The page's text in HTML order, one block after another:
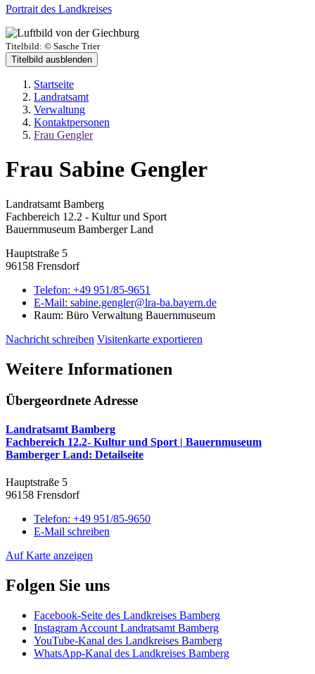
Portrait des Landkreises
Titelbild: © Sasche Trier
Titelbild ausblenden
Startseite
Landratsamt
Verwaltung
Kontaktpersonen
Frau Gengler
Frau Sabine Gengler
Landratsamt Bamberg
Fachbereich 12.2 - Kultur und Sport
Bauernmuseum Bamberger Land
Hauptstraße 5
96158 Frensdorf
Telefon: +49 951/85-9651
E-Mail: sabine.gengler@lra-ba.bayern.de
Raum: Büro Verwaltung Bauernmuseum
Nachricht schreiben Visitenkarte exportieren
Weitere Informationen
Übergeordnete Adresse
Landratsamt Bamberg
Fachbereich 12.2- Kultur und Sport | Bauernmuseum
Bamberger Land: Detailseite
Hauptstraße 5
96158 Frensdorf
Telefon: +49 951/85-9650
E-Mail schreiben
Auf Karte anzeigen
Folgen Sie uns
Facebook-Seite des Landkreises Bamberg
Instagram Account Landratsamt Bamberg
YouTube-Kanal des Landkreises Bamberg
WhatsApp-Kanal des Landkreises Bamberg